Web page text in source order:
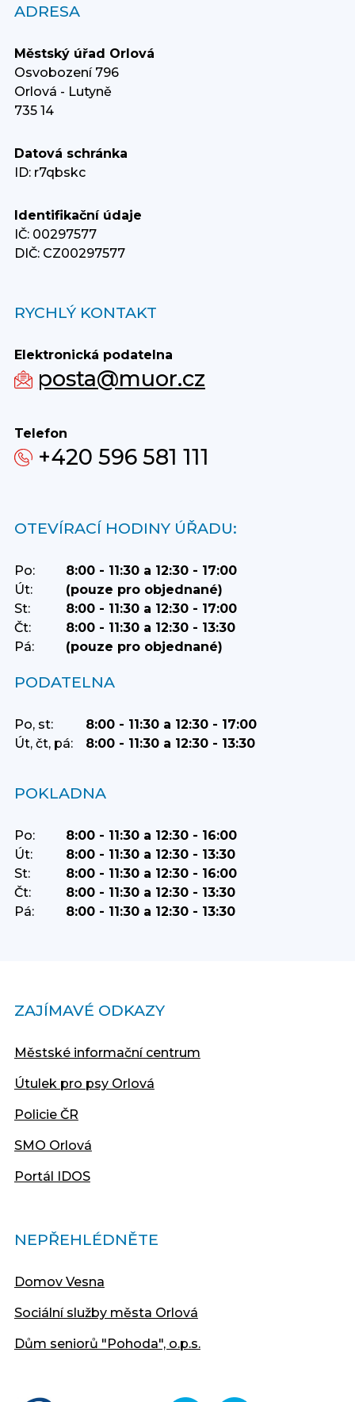
ADRESA
Městský úřad Orlová
Osvobození 796
Orlová - Lutyně
735 14
Datová schránka
ID: r7qbskc
Identifikační údaje
IČ: 00297577
DIČ: CZ00297577
RYCHLÝ KONTAKT
Elektronická podatelna
posta@muor.cz
Telefon
+420 596 581 111
OTEVÍRACÍ HODINY ÚŘADU:
Po:
8:00 - 11:30 a 12:30 - 17:00
Út:
(pouze pro objednané)
St:
8:00 - 11:30 a 12:30 - 17:00
Čt:
8:00 - 11:30 a 12:30 - 13:30
Pá:
(pouze pro objednané)
PODATELNA
Po, st:
8:00 - 11:30 a 12:30 - 17:00
Út, čt, pá:
8:00 - 11:30 a 12:30 - 13:30
POKLADNA
Po:
8:00 - 11:30 a 12:30 - 16:00
Út:
8:00 - 11:30 a 12:30 - 13:30
St:
8:00 - 11:30 a 12:30 - 16:00
Čt:
8:00 - 11:30 a 12:30 - 13:30
Pá:
8:00 - 11:30 a 12:30 - 13:30
ZAJÍMAVÉ ODKAZY
Městské informační centrum
Útulek pro psy Orlová
Policie ČR
SMO Orlová
Portál IDOS
NEPŘEHLÉDNĚTE
Domov Vesna
Sociální služby města Orlová
Dům seniorů "Pohoda", o.p.s.